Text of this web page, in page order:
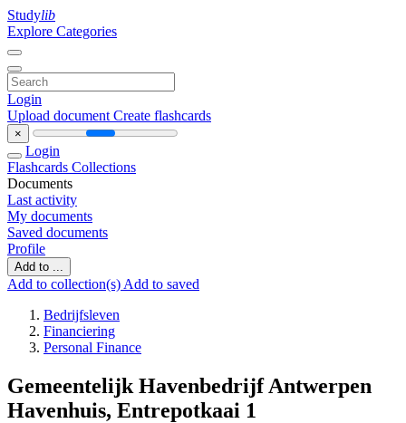
Studylib
Explore Categories
Login
Upload document Create flashcards
×
Login
Flashcards Collections
Documents
Last activity
My documents
Saved documents
Profile
Add to ...
Add to collection(s) Add to saved
Bedrijfsleven
Financiering
Personal Finance
Gemeentelijk Havenbedrijf Antwerpen
Havenhuis, Entrepotkaai 1